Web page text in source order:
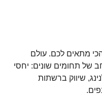
מתאים לכם. עולם
של תחומים שונים: יחסי
שיווק ברשתות